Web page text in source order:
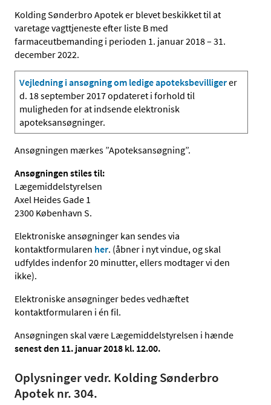
Kolding Sønderbro Apotek er blevet beskikket til at
varetage vagttjeneste efter liste B med
farmaceutbemanding i perioden 1. januar 2018 – 31.
december 2022.
Vejledning i ansøgning om ledige apoteksbevilligerer
d. 18 september 2017 opdateret i forhold til
muligheden for at indsende elektronisk
apoteksansøgninger.
Ansøgningen mærkes ”Apoteksansøgning”.
Ansøgningen stiles til:
Lægemiddelstyrelsen
Axel Heides Gade 1
2300 København S.
Elektroniske ansøgninger kan sendes via
kontaktformularen her. (åbner i nyt vindue, og skal
udfyldes indenfor 20 minutter, ellers modtager vi den
ikke).
Elektroniske ansøgninger bedes vedhæftet
kontaktformularen i én fil.
Ansøgningen skal være Lægemiddelstyrelsen i hænde
senest den 11. januar 2018 kl. 12.00.
Oplysninger vedr. Kolding Sønderbro
Apotek nr. 304.